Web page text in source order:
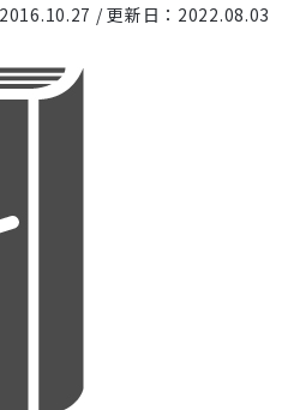
2016.10.27 / 更新日： 2022.08.03